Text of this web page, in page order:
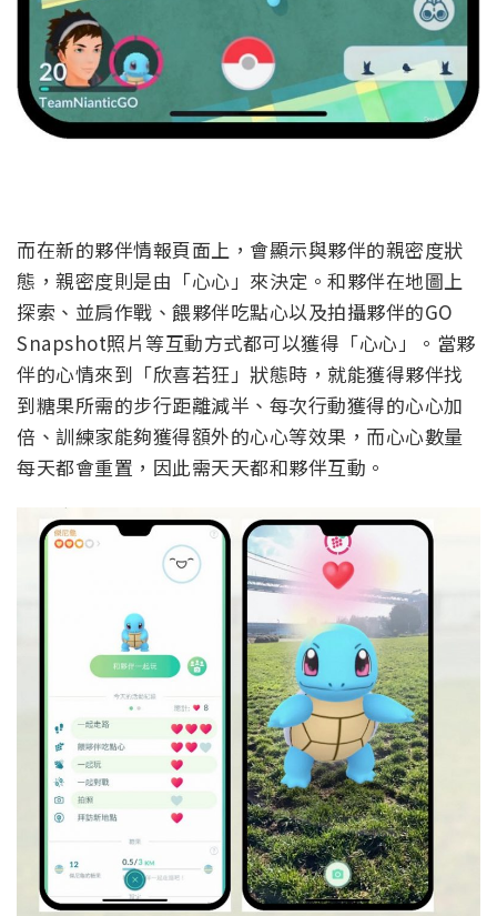
而在新的夥伴情報頁面上，會顯示與夥伴的親密度狀
態，親密度則是由「心心」來決定。和夥伴在地圖上
探索、並肩作戰、餵夥伴吃點心以及拍攝夥伴的GO
Snapshot照片等互動方式都可以獲得「心心」。當夥
伴的心情來到「欣喜若狂」狀態時，就能獲得夥伴找
到糖果所需的步行距離減半、每次行動獲得的心心加
倍、訓練家能夠獲得額外的心心等效果，而心心數量
每天都會重置，因此需天天都和夥伴互動。